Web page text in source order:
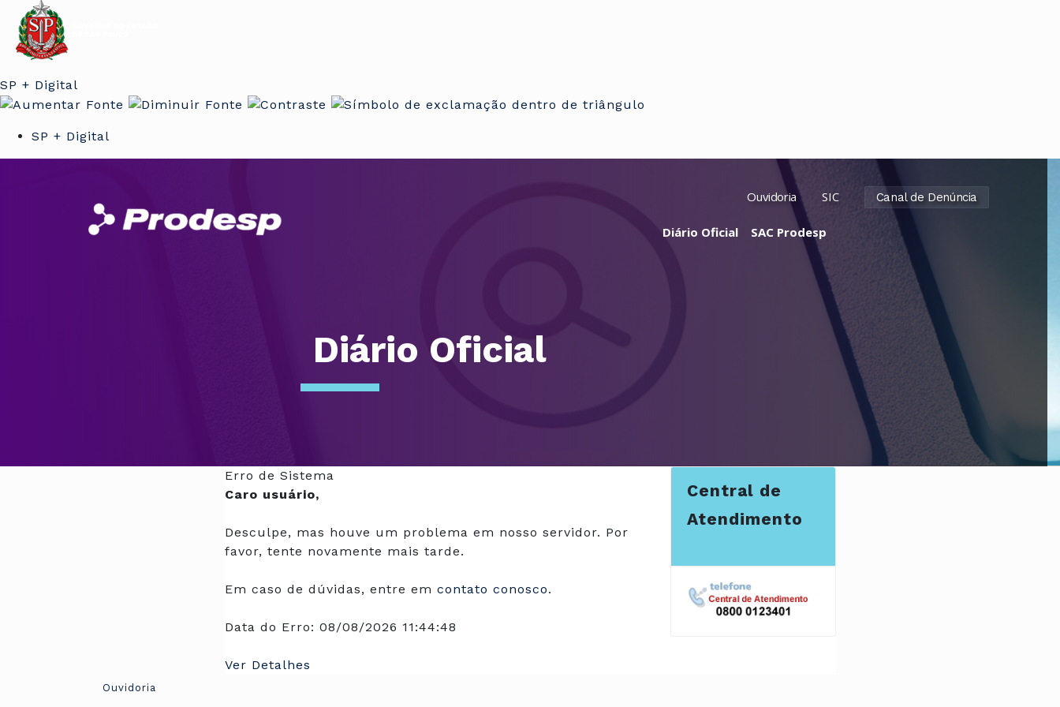
SP + Digital
SP + Digital
Ouvidoria SIC Canal de Denúncia
Diário Oficial SAC Prodesp
Diário Oficial
Erro de Sistema
Caro usuário,
Desculpe, mas houve um problema em nosso servidor. Por
favor, tente novamente mais tarde.
Em caso de dúvidas, entre em contato conosco.
Data do Erro: 08/08/2026 11:44:48
Ver Detalhes
Central de
Atendimento
Ouvidoria